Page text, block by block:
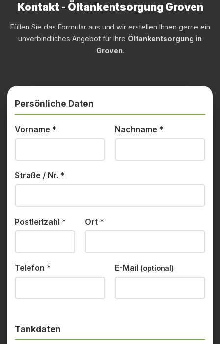
Kontakt - Öltankentsorgung Groven
Füllen Sie das Formular aus und wir erstellen Ihnen gerne ein
unverbindliches Angebot für Ihre Öltankentsorgung in
Groven.
Persönliche Daten
Vorname * Nachname *
Straße / Nr. *
Postleitzahl * Ort *
Telefon * E-Mail (optional)
Tankdaten